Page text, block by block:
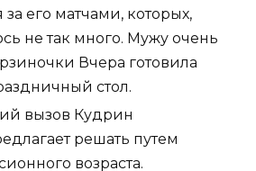
его матчами, которых,
не так много. Мужу очень
Вчера готовила
стол.
вызов Кудрин
решать путем
возраста.